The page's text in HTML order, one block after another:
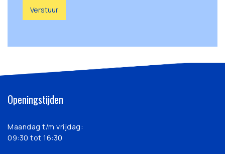
Openingstijden
Maandag t/m vrijdag:
09:30 tot 16:30